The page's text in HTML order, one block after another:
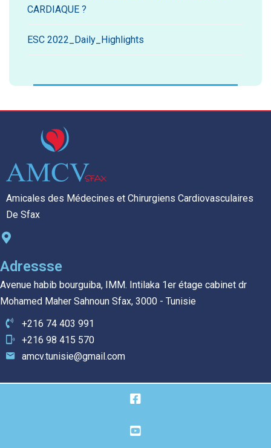
CARDIAQUE ?
ESC 2022_Daily_Highlights
Amicales des Médecines et Chirurgiens Cardiovasculaires
De Sfax
Adressse
Avenue habib bourguiba, IMM. Intilaka 1er étage cabinet dr
Mohamed Maher Sahnoun Sfax, 3000 - Tunisie
+216 74 403 991
+216 98 415 570
amcv.tunisie@gmail.com